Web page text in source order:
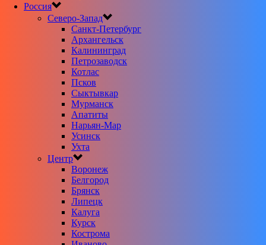
Россия
Северо-Запад
Санкт-Петербург
Архангельск
Калининград
Петрозаводск
Котлас
Псков
Сыктывкар
Мурманск
Апатиты
Нарьян-Мар
Усинск
Ухта
Центр
Воронеж
Белгород
Брянск
Липецк
Калуга
Курск
Кострома